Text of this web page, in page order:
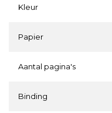
Kleur
Papier
Aantal pagina's
Binding